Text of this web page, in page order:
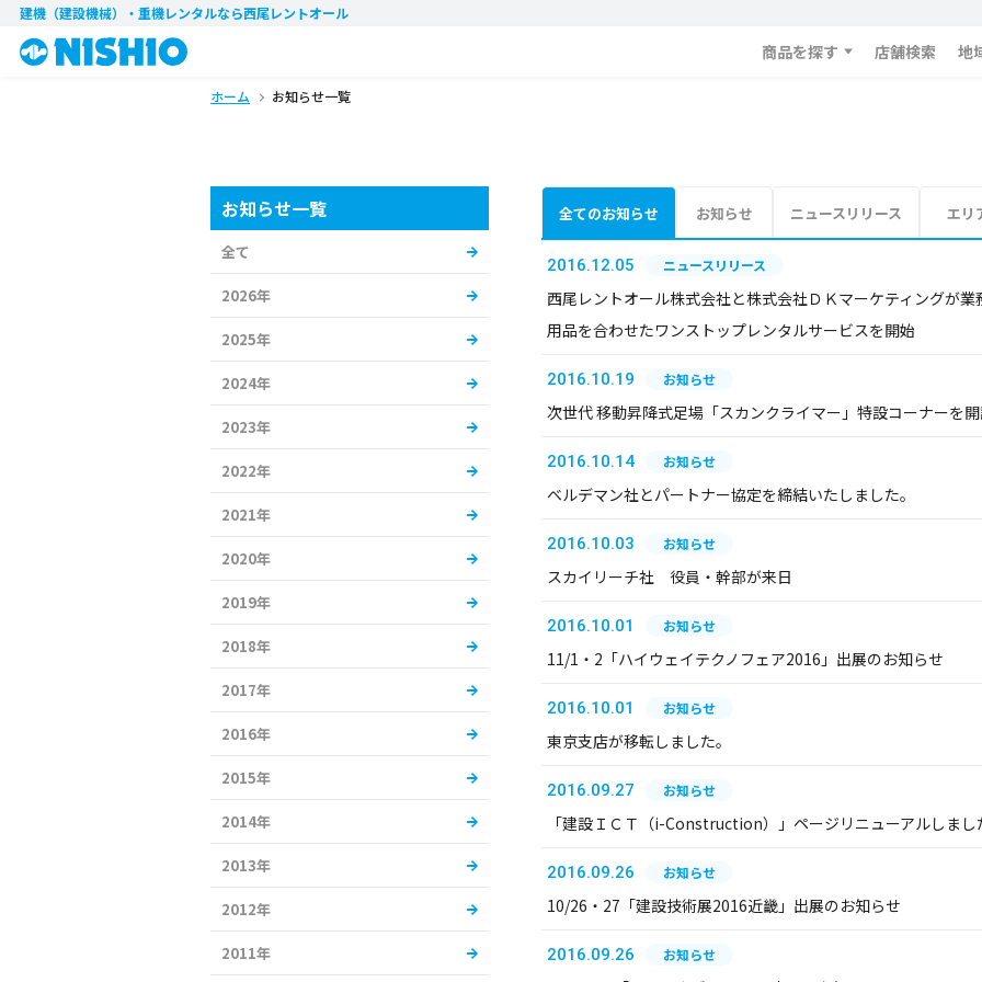
建機（建設機械）・重機レンタルなら西尾レントオール
商品を探す 店舗検索 地
ホーム お知らせ一覧
全てのお知らせ お知らせ ニュースリリース エリ
2016.12.05 ニュースリリース
西尾レントオール株式会社と株式会社ＤＫマーケティングが
用品を合わせたワンストップレンタルサービスを開始
2016.10.19 お知らせ
次世代 移動昇降式足場「スカンクライマー」特設コーナーを
2016.10.14 お知らせ
ベルデマン社とパートナー協定を締結いたしました。
2016.10.03 お知らせ
スカイリーチ社 役員・幹部が来日
2016.10.01 お知らせ
11/1・2「ハイウェイテクノフェア2016」出展のお知らせ
2016.10.01 お知らせ
東京支店が移転しました。
2016.09.27 お知らせ
「建設ＩＣＴ（i-Construction）」ページリニューアルしまし
2016.09.26 お知らせ
10/26・27「建設技術展2016近畿」出展のお知らせ
2016.09.26 お知らせ
お知らせ一覧
全て
2026年
2025年
2024年
2023年
2022年
2021年
2020年
2019年
2018年
2017年
2016年
2015年
2014年
2013年
2012年
2011年